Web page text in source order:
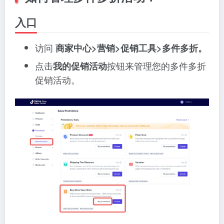
入口
访问 商家中心>营销>促销工具>多件多折。
点击我的促销活动按钮来管理您的多件多折
促销活动。